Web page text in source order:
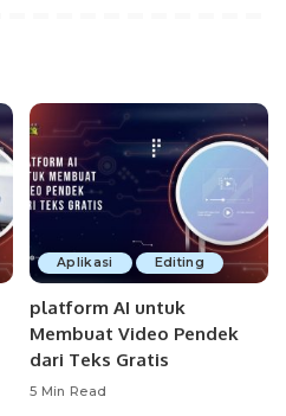
Aplikasi Editing
platform AI untuk
Membuat Video Pendek
dari Teks Gratis
5 Min Read